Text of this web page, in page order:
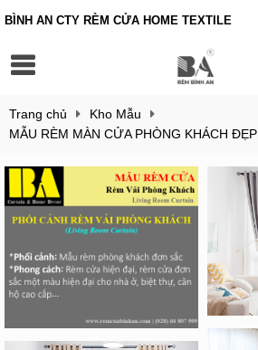
BÌNH AN CTY RÈM CỬA HOME TEXTILE
Trang chủ
Kho Mẫu
MẪU RÈM MÀN CỬA PHÒNG KHÁCH ĐẸP